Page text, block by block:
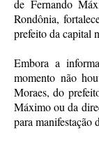
de Fernando
Rondônia,
prefeito da capital
Embora a
momento não
Moraes, do
Máximo ou da
para manifestação